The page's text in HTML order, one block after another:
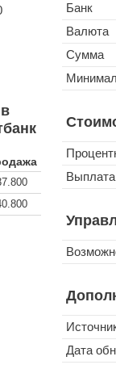
Банк
Валюта
Сумма
Дата